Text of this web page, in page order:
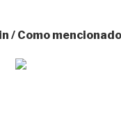
/ Como